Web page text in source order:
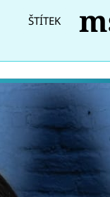
ŠTÍTEK